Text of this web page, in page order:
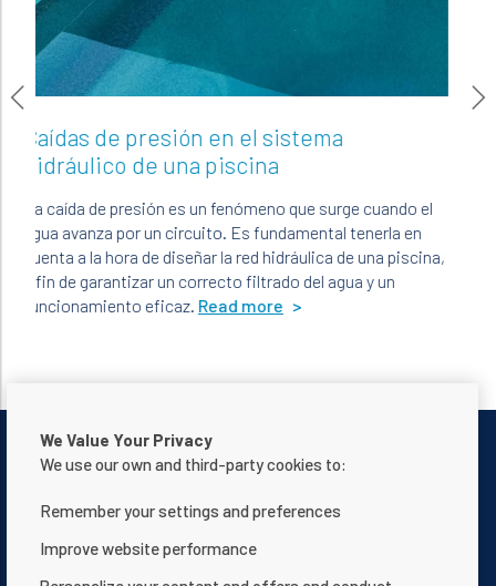
presión en el sistema
de una piscina
presión es un fenómeno que surge cuando el
por un circuito. Es fundamental tenerla en
hora de diseñar la red hidráulica de una piscina,
un correcto filtrado del agua y un
eficaz.Read more
posibilidades.
Read more
Contactar con nosotros
Aviso de privacidad
Términos de uso
Acerca de nosotros
We Value Your Privacy
We use our own and third-party cookies to:
Remember your settings and preferences
Improve website performance